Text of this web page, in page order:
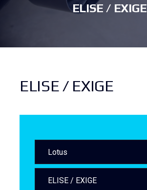
ELISE / EXIGE
ELISE / EXIGE